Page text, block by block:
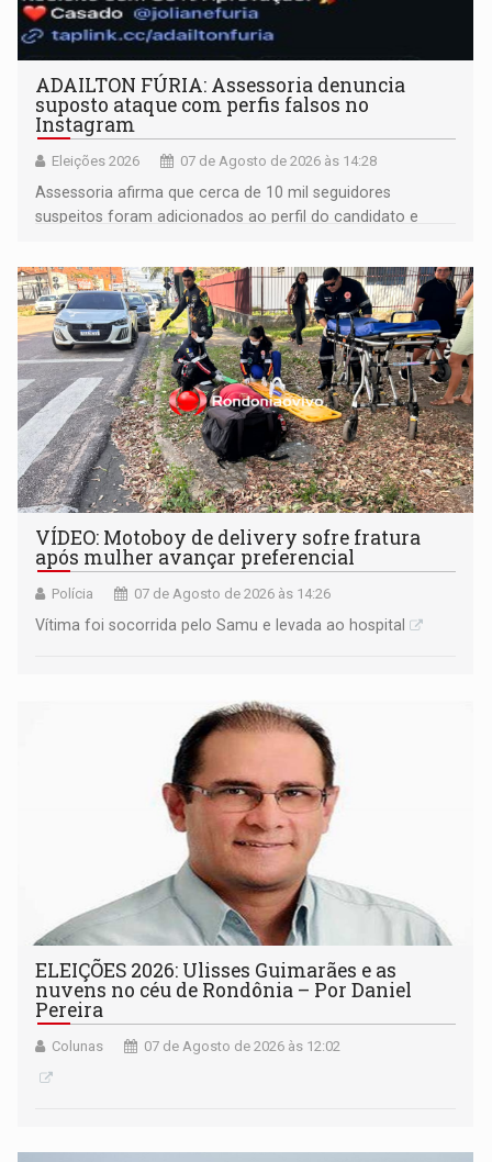
ADAILTON FÚRIA: Assessoria denuncia
suposto ataque com perfis falsos no
Instagram
Eleições 2026 07 de Agosto de 2026 às 14:28
Assessoria afirma que cerca de 10 mil seguidores
suspeitos foram adicionados ao perfil do candidato e
remover as contas
VÍDEO: Motoboy de delivery sofre fratura
após mulher avançar preferencial
Polícia 07 de Agosto de 2026 às 14:26
Vítima foi socorrida pelo Samu e levada ao hospital
ELEIÇÕES 2026: Ulisses Guimarães e as
nuvens no céu de Rondônia – Por Daniel
Pereira
Colunas 07 de Agosto de 2026 às 12:02